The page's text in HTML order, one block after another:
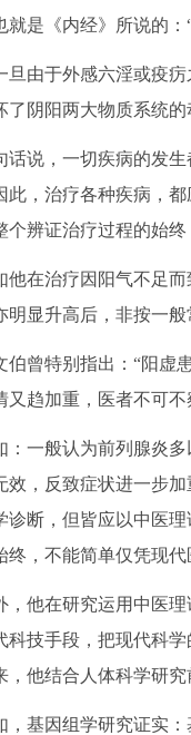
就是《内经》所说的：
由于外感六淫或疫疠
了阴阳两大物质系统的
说，一切疾病的发生
此，治疗各种疾病，
个辨证治疗过程的始终
在治疗因阳气不足而
明显升高后，非按一
曾特别指出：“阳虚
又趋加重，医者不可不
一般认为前列腺炎多
效，反致症状进一步
诊断，但皆应以中医
终，不能简单仅凭现代
他在研究运用中医理
科技手段，把现代科
，他结合人体科学研
基因组学研究证实：